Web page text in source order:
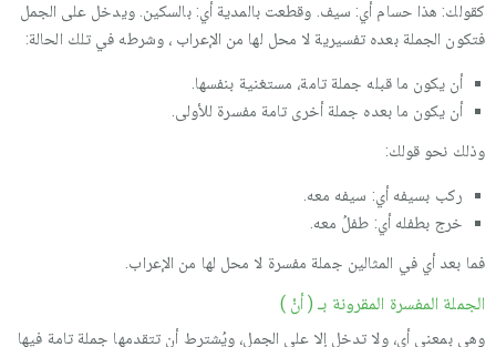
كقولك: هذا حسام أي: سيف. وقطعت بالمدية أي: بالسكين. ويدخل على الجمل
فتكون الجملة بعده تفسيرية لا محل لها من الإعراب ، وشرطه في تلك الحالة:
أن يكون ما قبله جملة تامة، مستغنية بنفسها.
أن يكون ما بعده جملة أخرى تامة مفسرة للأولى.
وذلك نحو قولك:
ركب بسيفه أي: سيفه معه.
خرج بطفله أي: طفلُ معه.
فما بعد أي في المثالين جملة مفسرة لا محل لها من الإعراب.
الجملة المفسرة المقرونة بـ ( أنْ )
وهي بمعنى أي، ولا تدخل إلا على الجمل، ويُشترط أن تتقدمها جملة تامة فيها